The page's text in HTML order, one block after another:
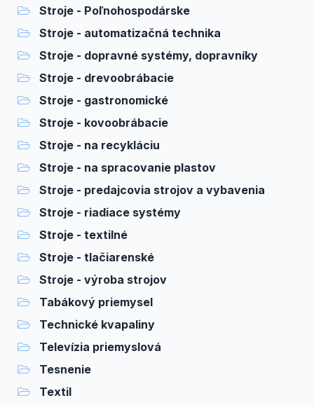
Stroje - Poľnohospodárske
Stroje - automatizačná technika
Stroje - dopravné systémy, dopravníky
Stroje - drevoobrábacie
Stroje - gastronomické
Stroje - kovoobrábacie
Stroje - na recykláciu
Stroje - na spracovanie plastov
Stroje - predajcovia strojov a vybavenia
Stroje - riadiace systémy
Stroje - textilné
Stroje - tlačiarenské
Stroje - výroba strojov
Tabákový priemysel
Technické kvapaliny
Televízia priemyslová
Tesnenie
Textil